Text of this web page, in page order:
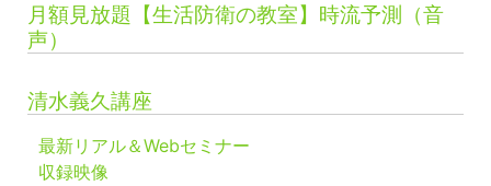
月額見放題【生活防衛の教室】時流予測（音
声）
清水義久講座
最新リアル＆Webセミナー
収録映像